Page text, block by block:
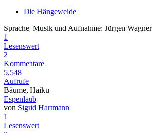
Die Hängeweide
Sprache, Musik und Aufnahme: Jürgen Wagner
1
Lesenswert
2
Kommentare
5,548
Aufrufe
Bäume, Haiku
Espenlaub
von Sigrid Hartmann
1
Lesenswert